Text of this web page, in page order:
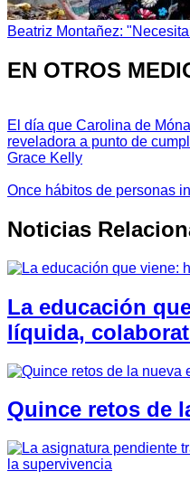
Beatriz Montañez:
EN OTROS
El día que Carolina de
reveladora a punto de
Grace Kelly
Once hábitos de personas
Noticias
La educación
líquida,
Quince retos de